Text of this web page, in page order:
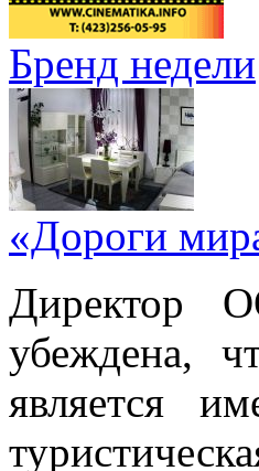
Бренд недели
«Дороги
Директор
убеждена,
является